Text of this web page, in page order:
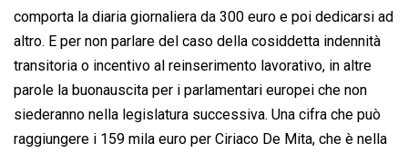
comporta la diaria giornaliera da 300 euro e poi dedicarsi ad
altro. E per non parlare del caso della cosiddetta indennità
transitoria o incentivo al reinserimento lavorativo, in altre
parole la buonauscita per i parlamentari europei che non
siederanno nella legislatura successiva. Una cifra che può
raggiungere i 159 mila euro per Ciriaco De Mita, che è nella